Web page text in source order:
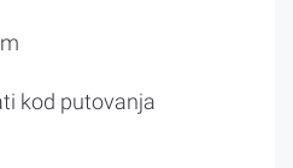
kod putovanja